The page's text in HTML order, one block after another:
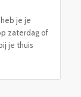
je je
zaterdag of
je thuis